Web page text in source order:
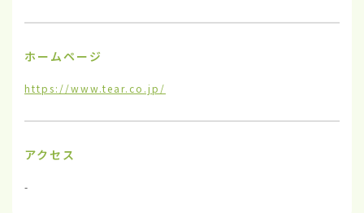
ホームページ
https://www.tear.co.jp/
アクセス
-